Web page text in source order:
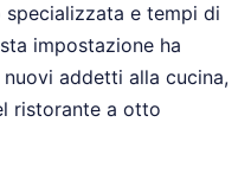
e tempi di
impostazione ha
addetti alla cucina,
ristorante a otto